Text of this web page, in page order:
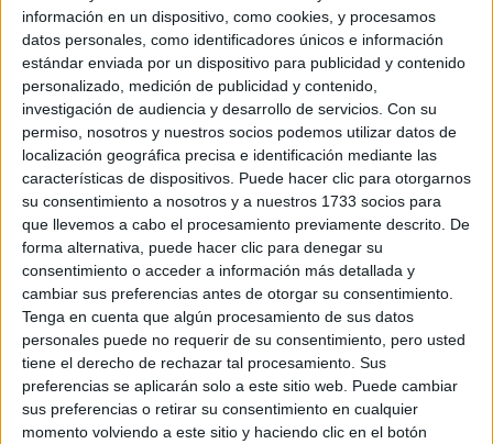
información en un dispositivo, como cookies, y procesamos
datos personales, como identificadores únicos e información
estándar enviada por un dispositivo para publicidad y contenido
personalizado, medición de publicidad y contenido,
investigación de audiencia y desarrollo de servicios. Con su
permiso, nosotros y nuestros socios podemos utilizar datos de
localización geográfica precisa e identificación mediante las
características de dispositivos. Puede hacer clic para otorgarnos
su consentimiento a nosotros y a nuestros 1733 socios para
que llevemos a cabo el procesamiento previamente descrito. De
forma alternativa, puede hacer clic para denegar su
consentimiento o acceder a información más detallada y
cambiar sus preferencias antes de otorgar su consentimiento.
Tenga en cuenta que algún procesamiento de sus datos
personales puede no requerir de su consentimiento, pero usted
tiene el derecho de rechazar tal procesamiento. Sus
preferencias se aplicarán solo a este sitio web. Puede cambiar
sus preferencias o retirar su consentimiento en cualquier
momento volviendo a este sitio y haciendo clic en el botón
ponderación pueden variar de una comunidad a otra. Por
tanto, tu nota de admisión para la carrera que quieres
estudiar podría ser diferente entre una universidad andaluza
y valenciana. Es normal que una asignatura en una
universidad pondere 0,2, en otra 0,1 y en alguna otra que ni
pondere.
Para no llevarte sorpresas, te recomiendo que consultes las
tablas de ponderación en este enlace:
http://yaq.es/reportajes/parametros-ponderacion-selectividad-
asignaturas...
Está organizado por comunidades autónomas. ¡Buena suerte!
Kini
Equipo YAQ.es
Cómo Estudiar Lo Que Quieres Aunque No Te Dé La Nota